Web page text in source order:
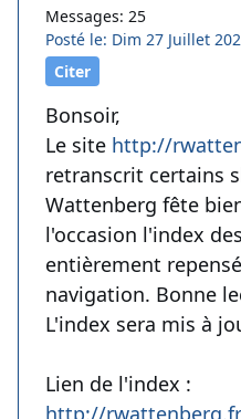
Messages: 25
Posté le: Dim 27 Juillet
Citer
Bonsoir,
Le site http://
retranscrit certains
Wattenberg fête
l'occasion l'index
entièrement
navigation. Bonne
L'index sera mis à
Lien de l'index :
http://